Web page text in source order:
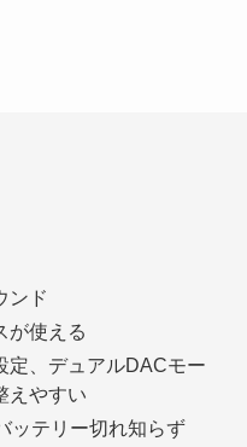
ンド
が使える
定、デュアルDACモー
えやすい
ッテリー切れ知らず